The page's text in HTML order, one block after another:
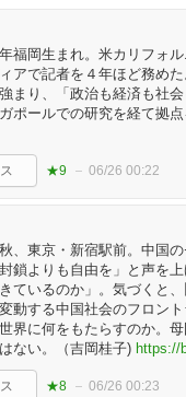
福岡生まれ。米カリフォ
アで記者を４年ほど務め
まり、「政治も経済も社
ポールでの研究を経て拠
★9 06/26 00:22
、東京・新宿駅前。中国
鎖よりも自由を」と声を
ているのか」。気づくと
変動する中国社会のフロン
界に何をもたらすのか。
ない。（吉岡桂子) https://
★8 06/26 00:23